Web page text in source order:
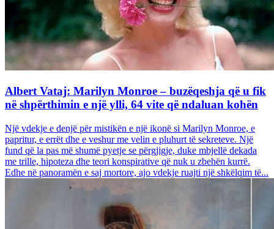
Albert Vataj: Marilyn Monroe – buzëqeshja që u fik
në shpërthimin e një ylli, 64 vite që ndaluan kohën
Një vdekje e denjë për mistikën e një ikonë si Marilyn Monroe, e
papritur, e errët dhe e veshur me velin e pluhurt të sekreteve. Një
fund që la pas më shumë pyetje se përgjigje, duke mbjellë dekada
me trille, hipoteza dhe teori konspirative që nuk u zbehën kurrë.
Edhe në panoramën e saj mortore, ajo vdekje ruajti një shkëlqim të...